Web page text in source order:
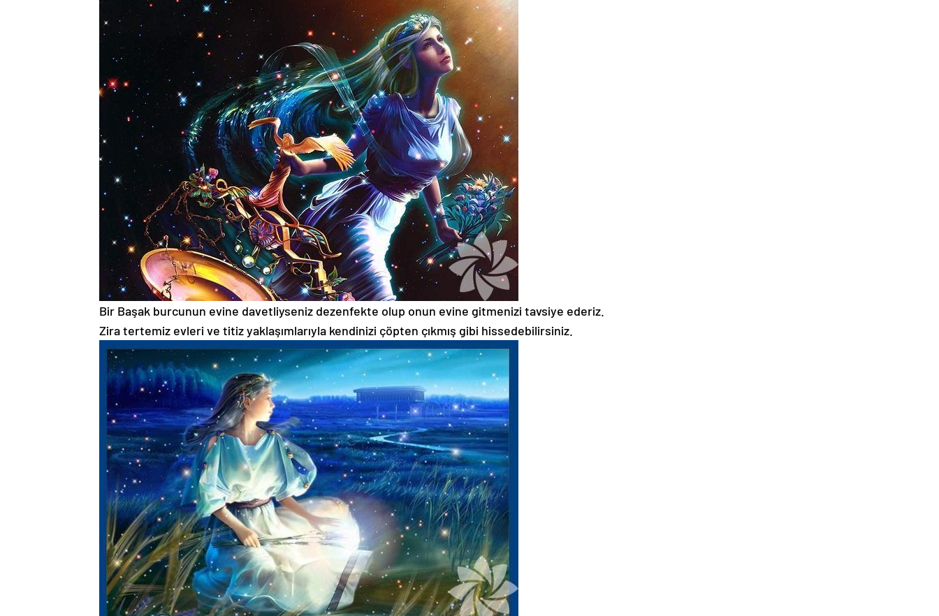
Bir Başak burcunun evine davetliyseniz dezenfekte olup onun evine gitmenizi tavsiye ederiz.
Zira tertemiz evleri ve titiz yaklaşımlarıyla kendinizi çöpten çıkmış gibi hissedebilirsiniz.